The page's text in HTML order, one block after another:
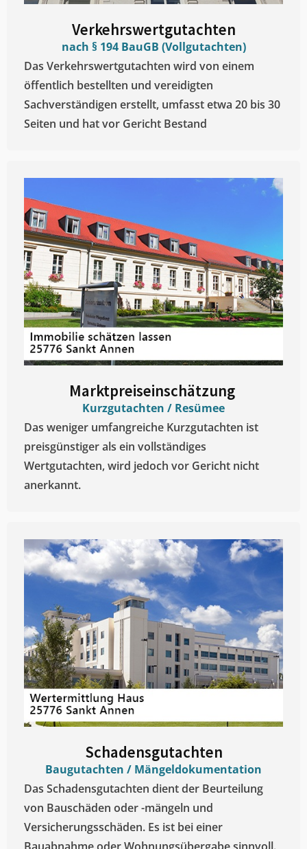
Verkehrswertgutachten
nach § 194 BauGB (Vollgutachten)
Das Verkehrswertgutachten wird von einem
öffentlich bestellten und vereidigten
Sachverständigen erstellt, umfasst etwa 20 bis 30
Seiten und hat vor Gericht Bestand
Marktpreiseinschätzung ​
Kurzgutachten / Resümee
Das weniger umfangreiche Kurzgutachten ist
preisgünstiger als ein vollständiges
Wertgutachten, wird jedoch vor Gericht nicht
anerkannt.
Schadensgutachten
Baugutachten / Mängeldokumentation
Das Schadensgutachten dient der Beurteilung
von Bauschäden oder -mängeln und
Versicherungsschäden. Es ist bei einer